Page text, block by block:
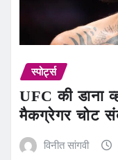
स्पोर्ट्स
UFC की डाना
मैकग्रेगर चोट
विनीत सांगवी